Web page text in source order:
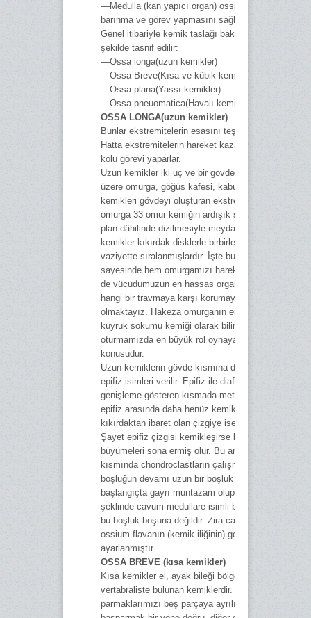
—Medulla (kan yapıcı organ) ossium rubra’nın
barınma ve görev yapmasını sağlar.
Genel itibariyle kemik taslağı bakımdan insanda şu
şekilde tasnif edilir:
—Ossa longa(uzun kemikler)
—Ossa Breve(Kısa ve kübik kemik)
—Ossa plana(Yassı kemikler)
—Ossa pneuomatica(Havalı kemikler)
OSSA LONGA(uzun kemikler)
Bunlar ekstremitelerin esasını teşkil eden
Hatta ekstremitelerin hareket kazanmasında
kolu görevi yaparlar.
Uzun kemikler iki uç ve bir gövdeden ibarettir.
üzere omurga, göğüs kafesi, kaburga kemiği ve
kemikleri gövdeyi oluşturan ekstremitelerdir. Nitekim
omurga 33 omur kemiğin ardışık sayıda bir
plan dâhilinde dizilmesiyle meydana gelmiştir. Hatta
kemikler kıkırdak disklerle birbirlerinden ayrılmış
vaziyette sıralanmışlardır. İşte bu kıkırdak yapılar
sayesinde hem omurgamızı hareket ettirebiliyoruz
de vücudumuzun en hassas organı sayılan omurun
hangi bir travmaya karşı korumaya alındığına şahit
olmaktayız. Hakeza omurganın en sonundaki omur
kuyruk sokumu kemiği olarak bilinir ki, özellikle
oturmamızda en büyük rol oynayan bir vazifesi söz
konusudur.
Uzun kemiklerin gövde kısmına diafiz, uç kısımlara
epifiz isimleri verilir. Epifiz ile diafiz arasında kalan
genişleme gösteren kısmada metafiz denir. Metafiz
epifiz arasında daha henüz kemikleşmemiş, yani
kıkırdaktan ibaret olan çizgiye ise epifiz çizgisi
Şayet epifiz çizgisi kemikleşirse kemiklerin boyca
büyümeleri sona ermiş olur. Bu arada uzun
kısmında chondroclastların çalışması ile hâsıl olan
boşluğun devamı uzun bir boşluk bulunur. Bu boşluk
başlangıçta gayrı muntazam olup daha sonra kanal
şeklinde cavum medullare isimli boşluğa dönüşür.
bu boşluk boşuna değildir. Zira cavum medullare,
ossium flavanın (kemik iliğinin) geçmesi için
ayarlanmıştır.
OSSA BREVE (kısa kemikler)
Kısa kemikler el, ayak bileği bölgelerinde ve
vertabraliste bulunan kemiklerdir. Zira el ayası
parmaklarımızı beş parçaya ayrılırken bu